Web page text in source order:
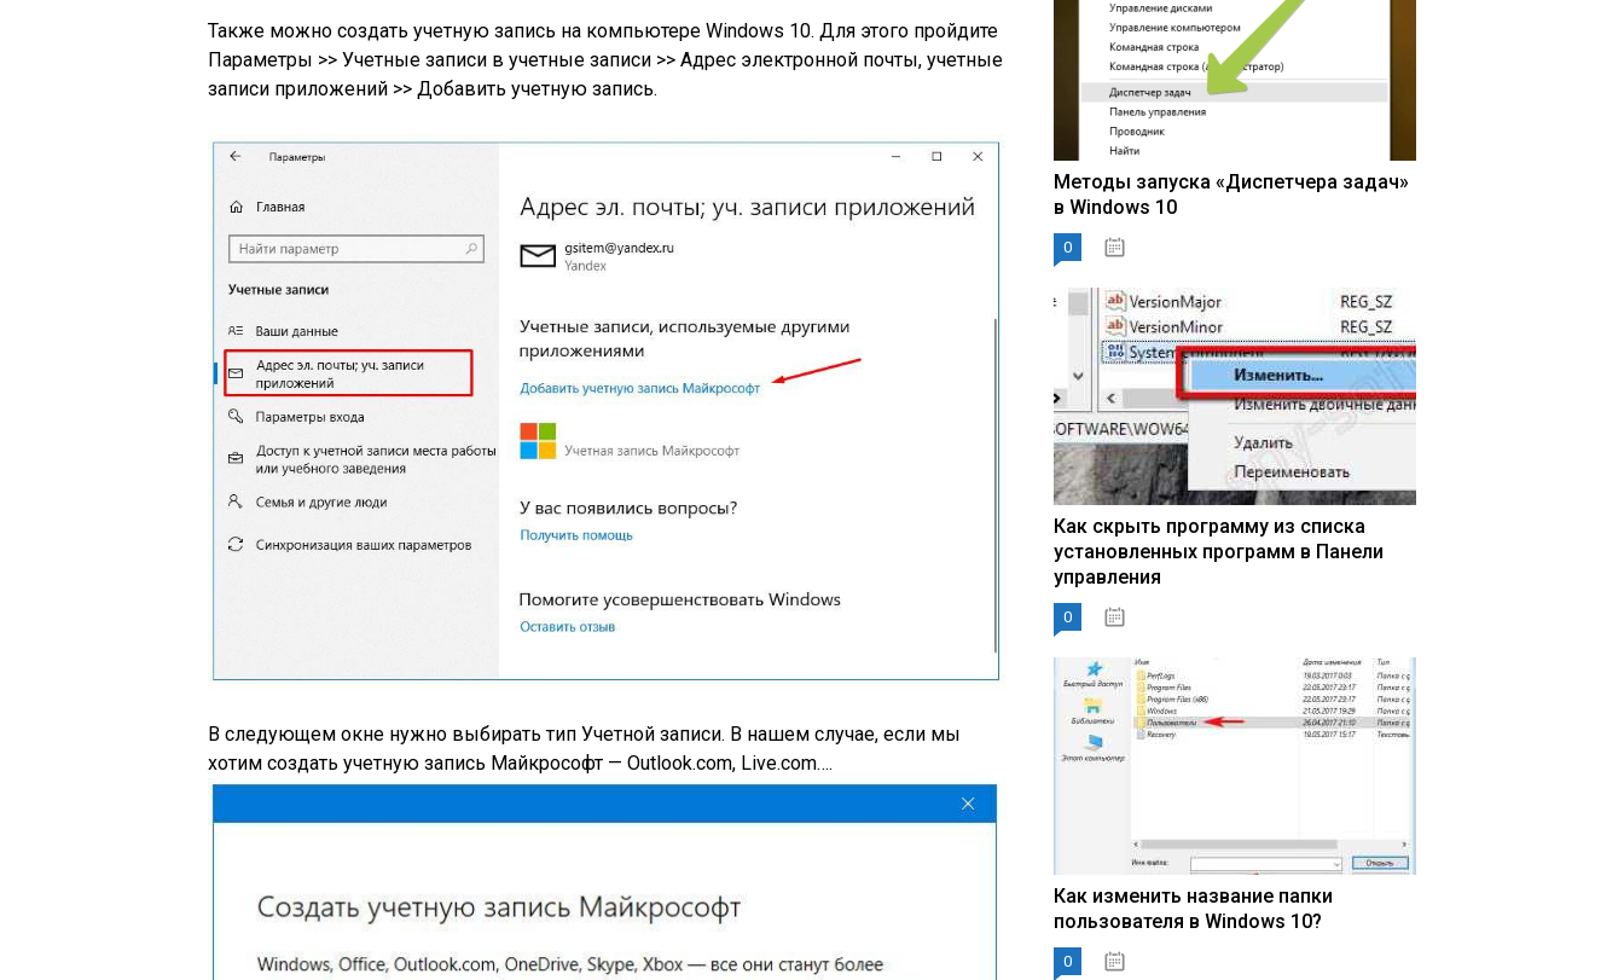
Также можно создать учетную запись на компьютере Windows 10. Для этого пройдите
Параметры >> Учетные записи в учетные записи >> Адрес электронной почты, учетные
записи приложений >> Добавить учетную запись.
В следующем окне нужно выбирать тип Учетной записи. В нашем случае, если мы
хотим создать учетную запись Майкрософт — Outlook.com, Live.com….
Методы запуска «Диспетчера задач»
в Windows 10
0
Как скрыть программу из списка
установленных программ в Панели
управления
0
Как изменить название папки
пользователя в Windows 10?
0